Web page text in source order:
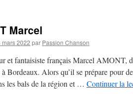
Marcel
mars 2022 par Passion Chanson
et fantaisiste français Marcel AMONT,
Bordeaux. Alors qu’il se prépare pour
les bals de la région et … Continuer la